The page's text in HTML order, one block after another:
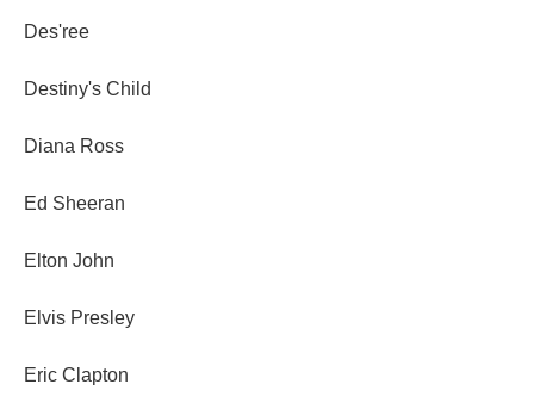
Des'ree
Destiny's Child
Diana Ross
Ed Sheeran
Elton John
Elvis Presley
Eric Clapton